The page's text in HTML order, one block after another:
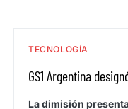
TECNOLOGÍA
GS1 Argentina
La dimisión